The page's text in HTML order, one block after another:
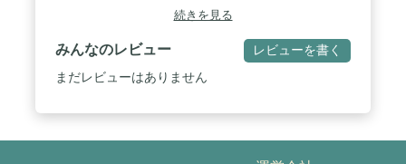
ベントテクノロジー。 FlexVentサスペンションシス
テムは、カスタム射出成形された柔軟なショルダー
ストラップから作られた柔軟なヨーク、パッド入り
のバックパネル、快適で通気性のあるサポートのた
めの通気性のあるランバーパネルが特徴です。 / 整
を簡素化します。 外側には、2つのウォーターボト
続きを見る
みんなのレビュー レビューを書く
まだレビューはありません